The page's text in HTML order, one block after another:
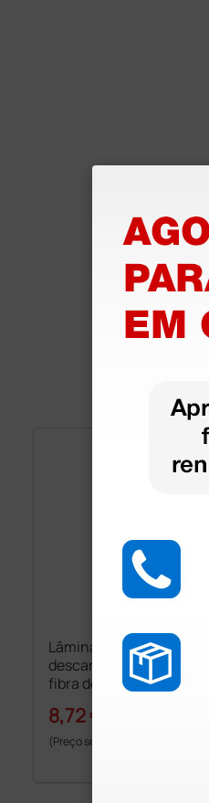
Lâminas bisturi
descartáveis estéreis em
fibra de carbono - n° 10
8,72 €
(Preço sem IVA)